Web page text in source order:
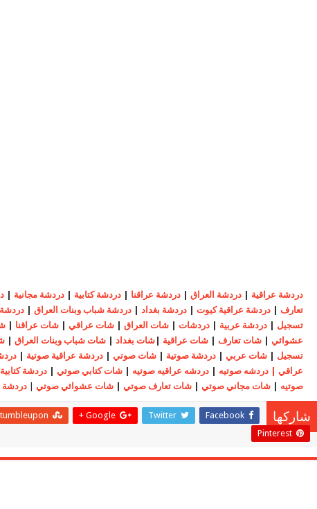
دردشة عراقية دردشة العراق |دردشة عراقنا دردشة كتابية |دردشة مجانية |
تعارف |دردشة عراقية كيوت |دردشة بغداد |دردشة شباب وبنات العراق |
تسجيل |دردشة عربية |دردشات |شات العراق |شات عراقي |شات عراقنا |
عشوائي |شات تعارف |شات عراقية |شات بغداد |شات شباب وبنات العراق |
تسجيل |شات عربي |دردشة صوتية |شات صوتي |دردشة عراقية صوتية |
عراقي | دردشه صوتيه |دردشه عراقيه صوتيه |شات كتابي صوتي |دردشة
صوتيه |شات مجاني صوتي |شات تعارف صوتي |شات عشوائي صوتي دردشة
شاركها Facebook
Twitter
Google +
Pinterest